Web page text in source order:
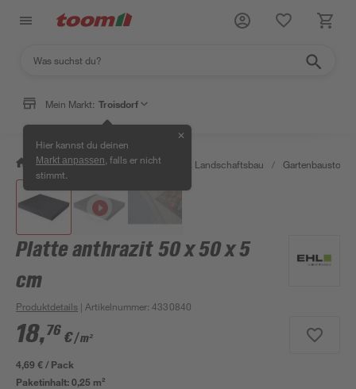
Mein Markt: Troisdorf
Hier kannst du deinen
Markt anpassen , falls er nicht
stimmt.
✕
/ Garten & Freizeit / Gartenbau & Landschaftsbau / Gartenbaustoffe
Platte anthrazit 50 x 50 x 5
cm
Produktdetails | Artikelnummer:4330840
18,76 €/ m²
4,69 € / Pack
Paketinhalt:0,25 m²